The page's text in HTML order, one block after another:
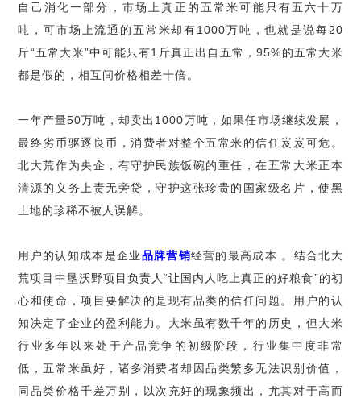
自己消化一部分，市场上真正的五常米可能只有五六十万
吨，可市场上流通的五常米却有1000万吨，也就是说每20
斤“五常大米”中可能只有1 斤真正出自五常，95%的五常大米
都是假的，相互间价格相差十倍。
一年产量50万吨，却卖出 1000万吨，如果任市场继续发展，
最终劣币驱逐良币，消费者对整个五常米的信任岌岌可危。
北大荒作为央企，有守护民族饭碗的重任，在五常大米正本
清源的义务上责无旁贷，守护这张珍贵的国家级名片，使黑
土地的珍稀不被人误解。
用户的认知成本是企业品牌营销经营的最高成本 。结合北大
荒项目中垦沃野项目负责人 “让国内人吃上真正的好粮食”的初
心和使命，项目要解决的是现有品类的信任问题。用户的认
知决定了企业的盈利能力。大米虽有数千年的历史，但大米
行业多年以来处于产品竞争的初级阶段，行业集中度非常
低，五常米虽好，诸多消费者却因品类繁多无法识别价值，
同品类价格千差万别，以次充好的现象频出，尤其对于高而